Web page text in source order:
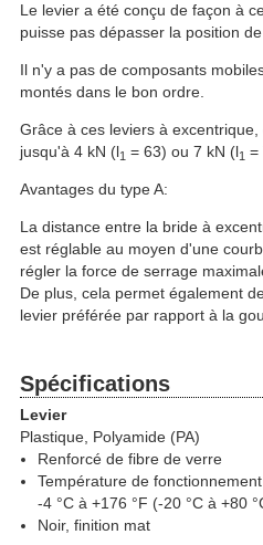
Le levier a été conçu de façon à
puisse pas dépasser la position
Il n'y a pas de composants
montés dans le bon ordre.
Grâce à ces leviers à
jusqu'à 4 kN (l1 = 63) ou 7 kN (l1 =
Avantages du type A:
La distance entre la bride à
est réglable au moyen d'une
régler la force de serrage
De plus, cela permet également
levier préférée par rapport à la
Spécifications
Levier
Plastique, Polyamide (PA)
Renforcé de fibre de verre
Température de fonctionnement
-4 °C à +176 °F (-20 °C à +80
Noir, finition mat